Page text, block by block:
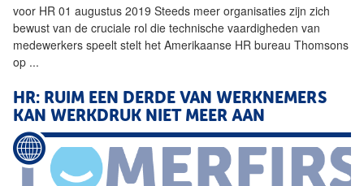
voor HR 01 augustus 2019 Steeds meer organisaties zijn zich
bewust van de cruciale rol die technische vaardigheden van
medewerkers speelt stelt het Amerikaanse HR bureau Thomsons
op ...
HR: RUIM EEN DERDE VAN WERKNEMERS
KAN WERKDRUK NIET MEER AAN